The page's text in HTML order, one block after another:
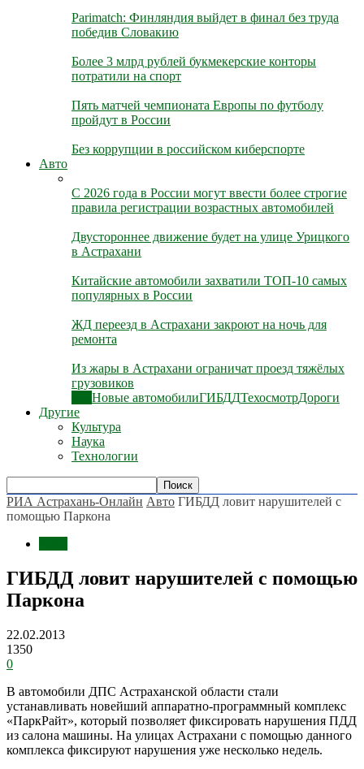
Parimatch: Финляндия выйдет в финал без труда
победив Словакию
Более 3 млрд рублей букмекерские конторы
потратили на спорт
Пять матчей чемпионата Европы по футболу
пройдут в России
Без коррупции в российском киберспорте
Авто
С 2026 года в России могут ввести более строгие
правила регистрации возрастных автомобилей
Двустороннее движение будет на улице Урицкого
в Астрахани
Китайские автомобили захватили ТОП-10 самых
популярных в России
ЖД переезд в Астрахани закроют на ночь для
ремонта
Из жары в Астрахани ограничат проезд тяжёлых
грузовиков
Новые автомобилиГИБДДТехосмотрДороги
Другие
Культура
Наука
Технологии
РИА Астрахань-Онлайн Авто ГИБДД ловит нарушителей с
помощью Паркона
ГИБДД ловит нарушителей с помощью
Паркона
22.02.2013
1350
0
В автомобили ДПС Астраханской области стали
устанавливать новейший аппаратно-программный комплекс
«ПаркРайт», который позволяет фиксировать нарушения ПДД
из салона машины. На улицах Астрахани с помощью данного
комплекса фиксируют нарушения уже несколько недель.